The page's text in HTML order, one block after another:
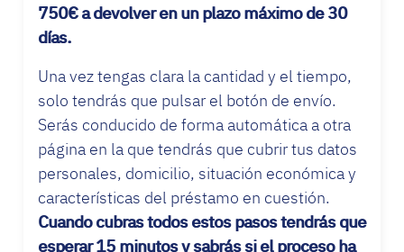
750€ a devolver en un plazo máximo de 30
días.
Una vez tengas clara la cantidad y el tiempo,
solo tendrás que pulsar el botón de envío.
Serás conducido de forma automática a otra
página en la que tendrás que cubrir tus datos
personales, domicilio, situación económica y
características del préstamo en cuestión.
Cuando cubras todos estos pasos tendrás que
esperar 15 minutos y sabrás si el proceso ha